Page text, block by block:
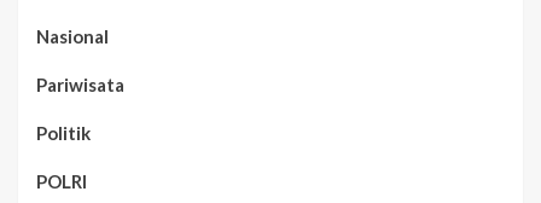
Nasional
Pariwisata
Politik
POLRI